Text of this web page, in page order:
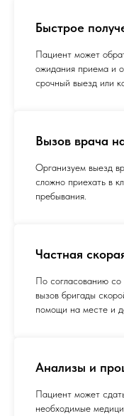
Быстрое
Пациент может
ожидания приема и
срочный выезд или
Вызов врача
Организуем выезд
сложно приехать в
пребывания.
Частная
По согласованию со
вызов бригады
помощи на месте и
Анализы и
Пациент может
необходимые